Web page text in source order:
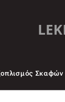
Σκαφών